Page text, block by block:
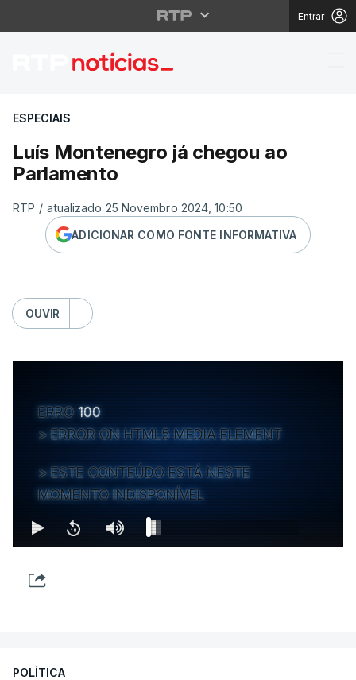
Entrar
Luís Montenegro já
ESPECIAIS
Luís Montenegro já chegou ao
Parlamento
RTP / atualizado 25 Novembro 2024, 10:50
ADICIONAR COMO FONTE INFORMATIVA
OUVIR
ERRO 100
ERROR ON HTML5 MEDIA ELEMENT
ESTE CONTEÚDO ESTÁ NESTE
MOMENTO INDISPONÍVEL
POLÍTICA